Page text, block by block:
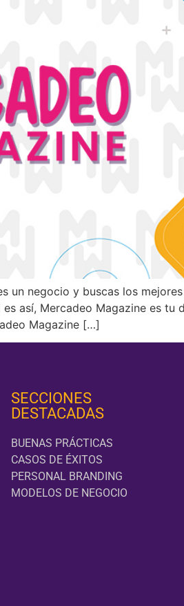
un negocio y buscas los
así, Mercadeo Magazine es tu
Magazine […]
SECCIONES
DESTACADAS
BUENAS PRÁCTICAS
CASOS DE ÉXITOS
PERSONAL BRANDING
MODELOS DE NEGOCIO